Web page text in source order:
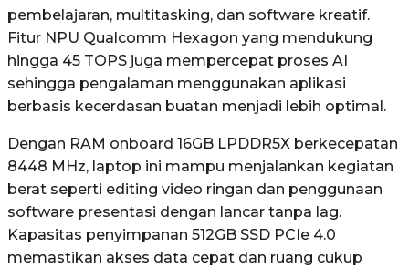
pembelajaran, multitasking, dan software kreatif.
Fitur NPU Qualcomm Hexagon yang mendukung
hingga 45 TOPS juga mempercepat proses AI
sehingga pengalaman menggunakan aplikasi
berbasis kecerdasan buatan menjadi lebih optimal.
Dengan RAM onboard 16GB LPDDR5X berkecepatan
8448 MHz, laptop ini mampu menjalankan kegiatan
berat seperti editing video ringan dan penggunaan
software presentasi dengan lancar tanpa lag.
Kapasitas penyimpanan 512GB SSD PCIe 4.0
memastikan akses data cepat dan ruang cukup